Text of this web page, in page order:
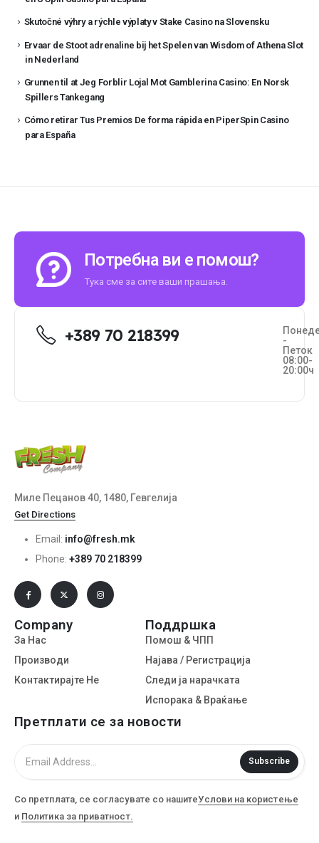
Skutočné výhry a rýchle výplaty v Stake Casino na Slovensku
Ervaar de Stoot adrenaline bij het Spelen van Wisdom of Athena Slot
in Nederland
Grunnen til at Jeg Forblir Lojal Mot Gamblerina Casino: En Norsk
Spillers Tankegang
Cómo retirar Tus Premios De forma rápida en PiperSpin Casino
para España
Потребна ви е помош?
Тука сме за сите ваши прашања.
+389 70 218399
-
Петок
08:00-
20:00ч
Миле Пецанов 40, 1480, Гевгелија
Get Directions
Email: info@fresh.mk
Phone: +389 70 218399
Company
За Нас
Производи
Контактирајте Не
Поддршка
Помош & ЧПП
Најава / Регистрација
Следи ја нарачката
Испорака & Враќање
Претплати се за новости
Subscribe
Со претплата, се согласувате со нашитеУслови на користење
и Политика за приватност.